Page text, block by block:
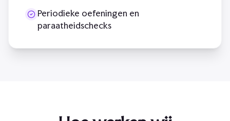
Periodieke oefeningen en
paraatheidschecks